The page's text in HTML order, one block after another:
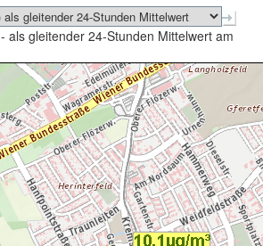
- als gleitender 24-Stunden Mittelwert am